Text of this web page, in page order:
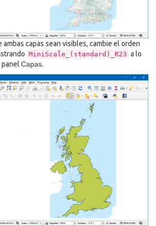
ambas capas sean visibles, cambie el orden
MiniScale_(standard)_R23 a lo
panel Capas.